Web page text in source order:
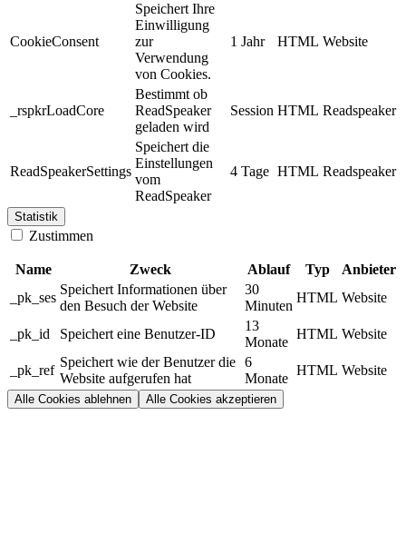
CookieConsent
Speichert Ihre
Einwilligung
zur
Verwendung
von Cookies.
1 Jahr HTML Website
_rspkrLoadCore
Bestimmt ob
ReadSpeaker
geladen wird
Session HTML Readspeaker
ReadSpeakerSettings
Speichert die
Einstellungen
vom
ReadSpeaker
4 Tage HTML Readspeaker
Statistik
Zustimmen
Name Zweck Ablauf Typ
Anbieter
_pk_ses
Speichert Informationen über
den Besuch der Website
30
Minuten
HTML Website
_pk_id Speichert eine Benutzer-ID
13
Monate
HTML Website
_pk_ref
Speichert wie der Benutzer die
Website aufgerufen hat
6
Monate
HTML Website
Alle Cookies ablehnen Alle Cookies akzeptieren